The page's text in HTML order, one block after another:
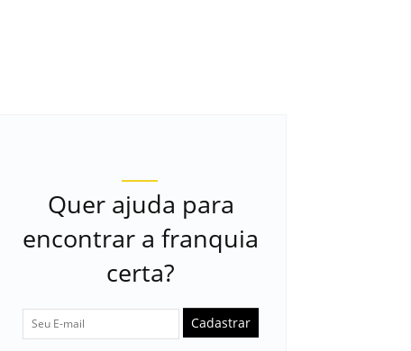
Quer ajuda para
encontrar a franquia
certa?
Cadastrar